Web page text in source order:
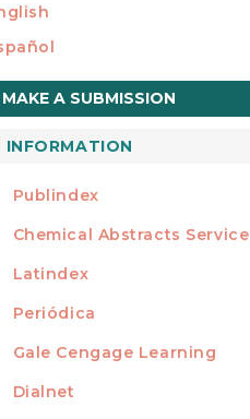
MAKE A SUBMISSION
INFORMATION
For Readers
For Librarians
INDEXADA EN
Publindex
Chemical Abstracts Service
Latindex
Periódica
Gale Cengage Learning
Dialnet